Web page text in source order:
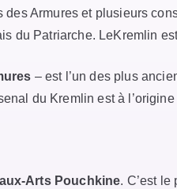
des Armures et plusieurs
du Patriarche. LeKremlin
– est l’un des plus
du Kremlin est à l’origine
Arts Pouchkine. C’est